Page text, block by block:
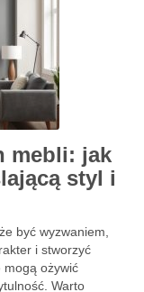
mebli: jak
styl i
być wyzwaniem,
i stworzyć
mogą ożywić
Warto